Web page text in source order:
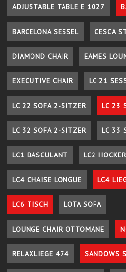
ADJUSTABLE TABLE E 1027
BARCELONA SESSEL CESCA
DIAMOND CHAIR EAMES
EXECUTIVE CHAIR LC 21
LC 22 SOFA 2-SITZER LC 23
LC 32 SOFA 2-SITZER LC 33
LC1 BASCULANT LC2 HOCKER
LC4 CHAISE LONGUE LC4
LC6 TISCH LOTA SOFA
LOUNGE CHAIR OTTOMANE
RELAXLIEGE 474 SANDOWS